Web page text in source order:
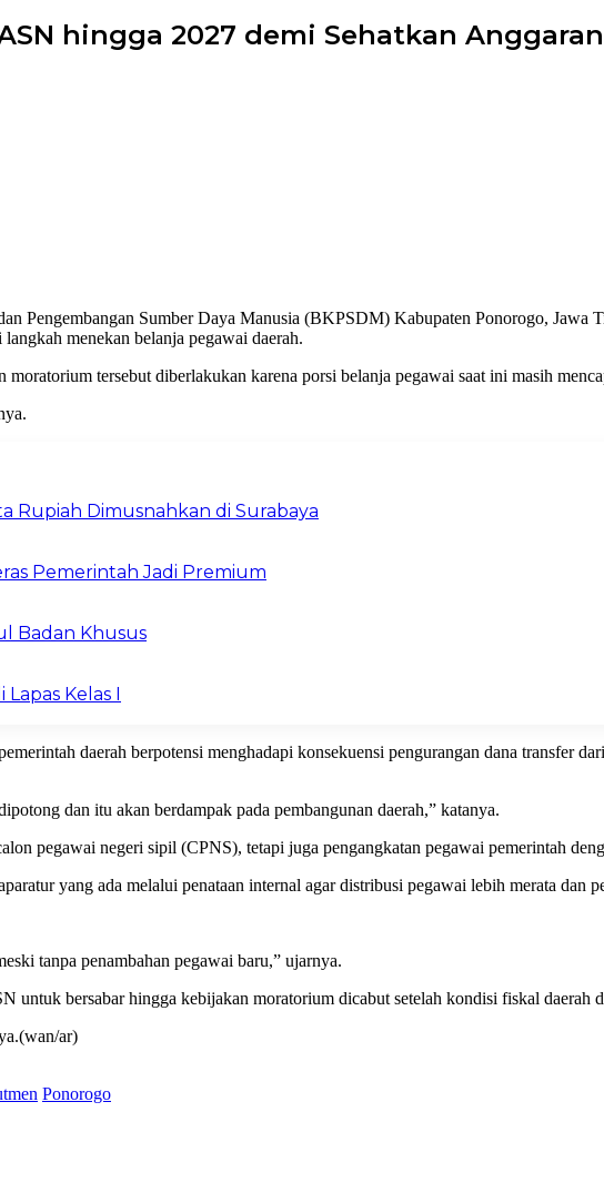
hingga 2027 demi Sehatkan
Pengembangan Sumber Daya Manusia (BKPSDM) Kabupaten Ponorogo, Jawa
menekan belanja pegawai daerah.
tersebut diberlakukan karena porsi belanja pegawai saat ini masih
Rupiah Dimusnahkan di Surabaya
Pemerintah Jadi Premium
Badan Khusus
Kelas I
daerah berpotensi menghadapi konsekuensi pengurangan dana transfer
dan itu akan berdampak pada pembangunan daerah,” katanya.
pegawai negeri sipil (CPNS), tetapi juga pengangkatan pegawai pemerintah
yang ada melalui penataan internal agar distribusi pegawai lebih merata dan
tanpa penambahan pegawai baru,” ujarnya.
untuk bersabar hingga kebijakan moratorium dicabut setelah kondisi fiskal daerah
ar)
Ponorogo